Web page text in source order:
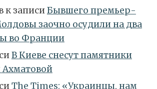
к записиБывшего премьер-
заочно осудили на два
во Франции
В Киеве снесут памятники
Ахматовой
Тhe Times: «Украинцы, нам